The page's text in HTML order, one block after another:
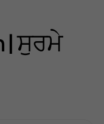
| ਸੁਰਮੇ